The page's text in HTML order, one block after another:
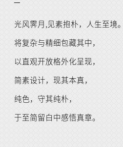
光风霁月,见素抱朴，人生至境。
将复杂与精细包藏其中，
以直观开放格外化呈现，
简素设计，现其本真，
纯色，守其纯朴，
于至简留白中感悟真章。